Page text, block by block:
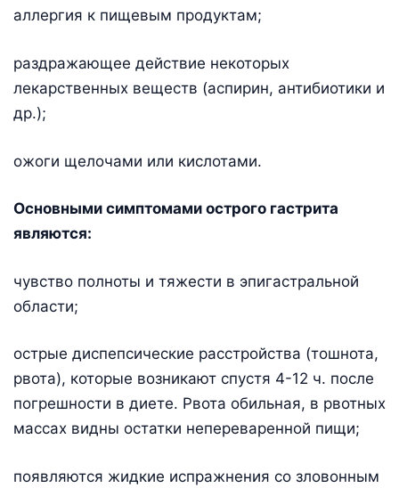
аллергия к пищевым продуктам;
раздражающее действие некоторых
лекарственных веществ (аспирин, антибиотики и
др.);
ожоги щелочами или кислотами.
Основными симптомами острого гастрита
являются:
чувство полноты и тяжести в эпигастральной
области;
острые диспепсические расстройства (тошнота,
рвота), которые возникают спустя 4-12 ч. после
погрешности в диете. Рвота обильная, в рвотных
массах видны остатки непереваренной пищи;
появляются жидкие испражнения со зловонным